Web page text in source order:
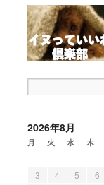
2026年8月
月 火 水 木
3
4 5 6